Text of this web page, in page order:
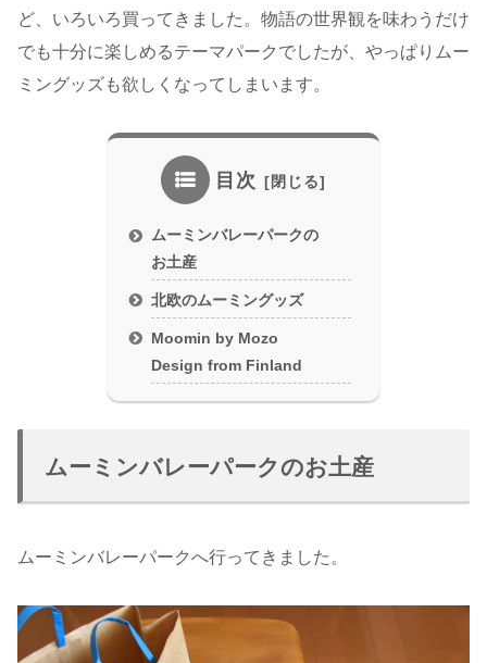
ど、いろいろ買ってきました。物語の世界観を味わうだけ
でも十分に楽しめるテーマパークでしたが、やっぱりムー
ミングッズも欲しくなってしまいます。
目次
ムーミンバレーパークの
お土産
北欧のムーミングッズ
Moomin by Mozo
Design from Finland
ムーミンバレーパークのお土産
ムーミンバレーパークへ行ってきました。